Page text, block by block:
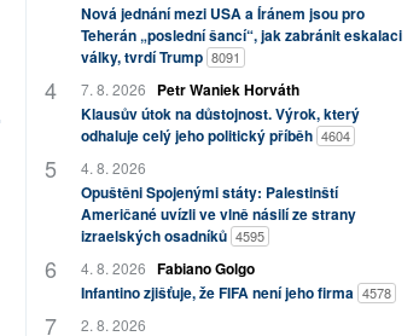
Nová jednání mezi USA a Íránem jsou pro
Teherán „poslední šancí“, jak zabránit eskalaci
války, tvrdí Trump 8091
7. 8. 2026
Petr Waniek Horváth
Klausův útok na důstojnost. Výrok, který
odhaluje celý jeho politický příběh 4604
4. 8. 2026
Opuštěni Spojenými státy: Palestinští
Američané uvízli ve vlně násilí ze strany
izraelských osadníků 4595
4. 8. 2026 Fabiano Golgo
Infantino zjišťuje, že FIFA není jeho firma 4578
2. 8. 2026